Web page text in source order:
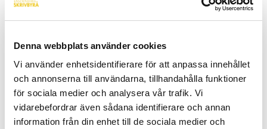
Denna webbplats använder cookies
Vi använder enhetsidentifierare för att anpassa innehållet
och annonserna till användarna, tillhandahålla funktioner
för sociala medier och analysera vår trafik. Vi
vidarebefordrar även sådana identifierare och annan
information från din enhet till de sociala medier och
Tomte då? – var kommer det
ifrån?
Tomte, gårdstomte och jultomte. Kärt namn har
många namn! Varför heter det tomte, var kommer det
ifrån och vad är skillnaden mellan gårdstomte och
jultomte egentligen? Gårdstomten är ett övernaturligt